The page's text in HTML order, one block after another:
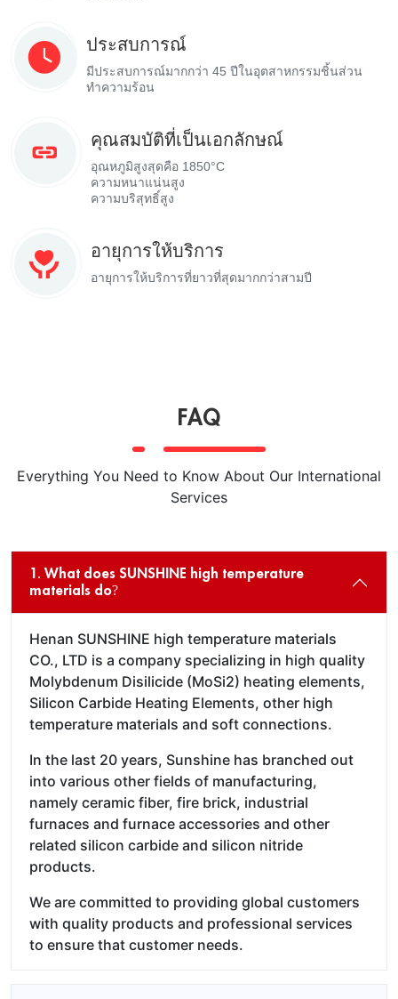
ประสบการณ์
มีประสบการณ์มากกว่า 45 ปีในอุตสาหกรรมชิ้นส่วน
ทำความร้อน
คุณสมบัติที่เป็นเอกลักษณ์
อุณหภูมิสูงสุดคือ 1850°C
ความหนาแน่นสูง
ความบริสุทธิ์สูง
อายุการให้บริการ
อายุการให้บริการที่ยาวที่สุดมากกว่าสามปี
FAQ
Everything You Need to Know About Our International
Services
1. What does SUNSHINE high temperature
materials do?
Henan SUNSHINE high temperature materials
CO., LTD is a company specializing in high quality
Molybdenum Disilicide (MoSi2) heating elements,
Silicon Carbide Heating Elements, other high
temperature materials and soft connections.
In the last 20 years, Sunshine has branched out
into various other fields of manufacturing,
namely ceramic fiber, fire brick, industrial
furnaces and furnace accessories and other
related silicon carbide and silicon nitride
products.
We are committed to providing global customers
with quality products and professional services
to ensure that customer needs.